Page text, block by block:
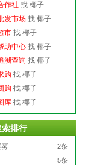
作社 找 椰子
发市场 找 椰子
市 找 椰子
助中心 找 椰子
溯查询 找 椰子
购 找 椰子
购 找 椰子
库 找 椰子
排行
2条
5条